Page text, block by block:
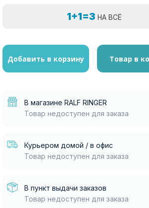
1+1=3 НА ВСЁ
Добавить в корзину Товар в
В магазине RALF RINGER
Товар недоступен для заказа
Курьером домой / в офис
Товар недоступен для заказа
В пункт выдачи заказов
Товар недоступен для заказа